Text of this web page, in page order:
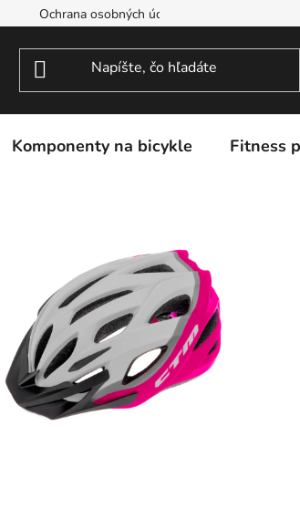
Ochrana osobných údajov
Komponenty na bicykle Fitness